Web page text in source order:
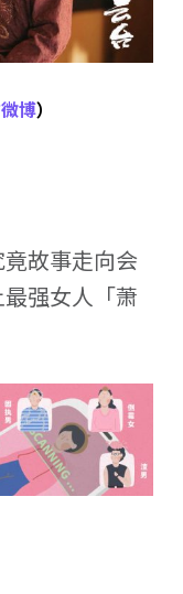
博）
故事走向会
强女人「萧